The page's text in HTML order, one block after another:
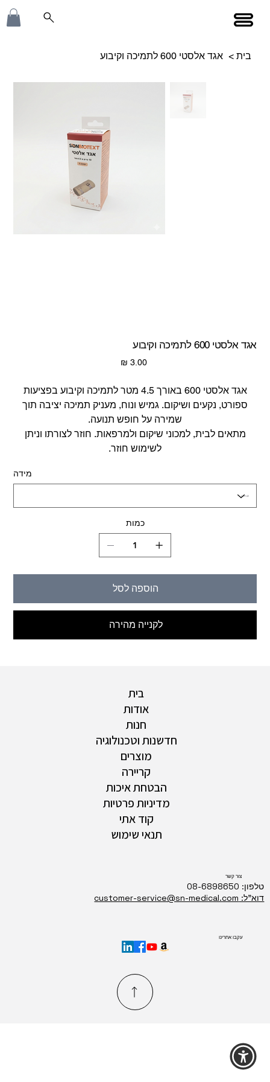
בית > אגד אלסטי 600 לתמיכה וקיבוע
אגד אלסטי 600 לתמיכה וקיבוע
מחיר
אגד אלסטי 600 באורך 4.5 מטר לתמיכה וקיבוע בפציעות
ספורט, נקעים ושיקום. גמיש ונוח, מעניק תמיכה יציבה תוך
שמירה על חופש תנועה.
מתאים לבית, למכוני שיקום ולמרפאות. חוזר לצורתו וניתן
לשימוש חוזר.
מידה
כמות
הוספה לסל
לקנייה מהירה
בית
אודות
חנות
חדשנות וטכנולוגיה
מוצרים
קריירה
הבטחת איכות
מדיניות פרטיות
קוד אתי
תנאי שימוש
עקבו אחרינו
צור קשר
טלפון: 08-6898650
דוא"ל: customer-service@sn-medical.com